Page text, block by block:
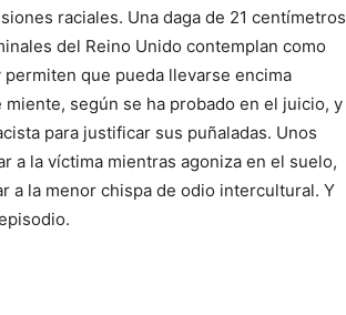
raciales. Una daga de 21 centímetros
del Reino Unido contemplan como
que pueda llevarse encima
según se ha probado en el juicio, y
para justificar sus puñaladas. Unos
a la víctima mientras agoniza en el suelo,
a la menor chispa de odio intercultural. Y